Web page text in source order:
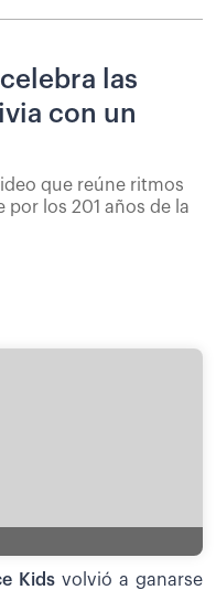
las
con un
que reúne ritmos
los 201 años de la
Kids volvió a ganarse